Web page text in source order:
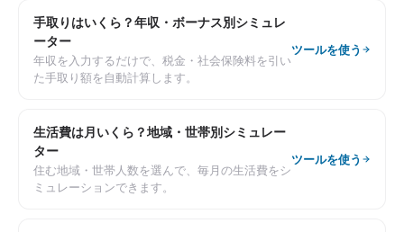
手取りはいくら？年収・ボーナス別シミュレ
ーター
年収を入力するだけで、税金・社会保険料を引い
た手取り額を自動計算します。
ツールを使う
生活費は月いくら？地域・世帯別シミュレー
ター
住む地域・世帯人数を選んで、毎月の生活費をシ
ミュレーションできます。
ツールを使う